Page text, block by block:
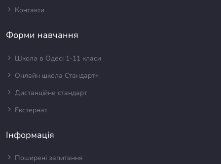
Контакти
Форми навчання
Школа в Одесі 1-11 класи
Онлайн школа Стандарт+
Дистанційне стандарт
Екстернат
Інформація
Поширені запитання